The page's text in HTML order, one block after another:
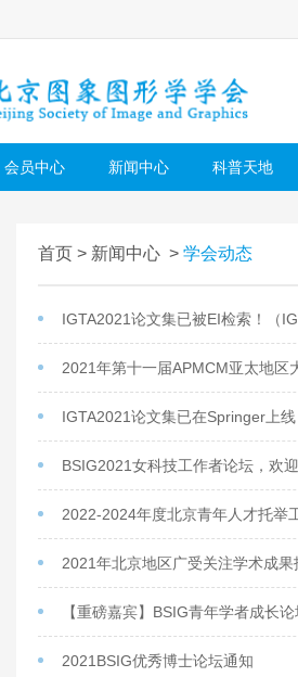
会员中心 新闻中心 科普天地
首页 > 新闻中心 > 学会动态
IGTA2021论文集已被EI检索！（
2021年第十一届APMCM亚太地区
IGTA2021论文集已在Springer上线
BSIG2021女科技工作者论坛，欢
2022-2024年度北京青年人才托举
2021年北京地区广受关注学术成
【重磅嘉宾】BSIG青年学者成长
2021BSIG优秀博士论坛通知